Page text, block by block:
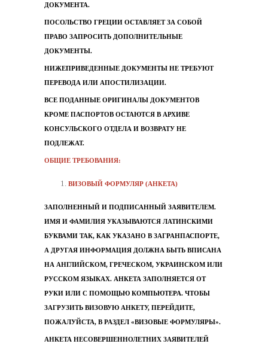
ДОКУМЕНТА.
ПОСОЛЬСТВО ГРЕЦИИ ОСТАВЛЯЕТ ЗА СОБОЙ
ПРАВО ЗАПРОСИТЬ ДОПОЛНИТЕЛЬНЫЕ
ДОКУМЕНТЫ.
НИЖЕПРИВЕДЕННЫЕ ДОКУМЕНТЫ НЕ ТРЕБУЮТ
ПЕРЕВОДА ИЛИ АПОСТИЛИЗАЦИИ.
ВСЕ ПОДАННЫЕ ОРИГИНАЛЫ ДОКУМЕНТОВ
КРОМЕ ПАСПОРТОВ ОСТАЮТСЯ В АРХИВЕ
КОНСУЛЬСКОГО ОТДЕЛА И ВОЗВРАТУ НЕ
ПОДЛЕЖАТ.
ОБЩИЕ ТРЕБОВАНИЯ:
ВИЗОВЫЙ ФОРМУЛЯР (АНКЕТА)
ЗАПОЛНЕННЫЙ И ПОДПИСАННЫЙ ЗАЯВИТЕЛЕМ.
ИМЯ И ФАМИЛИЯ УКАЗЫВАЮТСЯ ЛАТИНСКИМИ
БУКВАМИ ТАК, КАК УКАЗАНО В ЗАГРАНПАСПОРТЕ,
А ДРУГАЯ ИНФОРМАЦИЯ ДОЛЖНА БЫТЬ ВПИСАНА
НА АНГЛИЙСКОМ, ГРЕЧЕСКОМ, УКРАИНСКОМ ИЛИ
РУССКОМ ЯЗЫКАХ. АНКЕТА ЗАПОЛНЯЕТСЯ ОТ
РУКИ ИЛИ С ПОМОЩЬЮ КОМПЬЮТЕРА. ЧТОБЫ
ЗАГРУЗИТЬ ВИЗОВУЮ АНКЕТУ, ПЕРЕЙДИТЕ,
ПОЖАЛУЙСТА, В РАЗДЕЛ «ВИЗОВЫЕ ФОРМУЛЯРЫ».
АНКЕТА НЕСОВЕРШЕННОЛЕТНИХ ЗАЯВИТЕЛЕЙ